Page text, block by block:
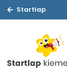
Startlap